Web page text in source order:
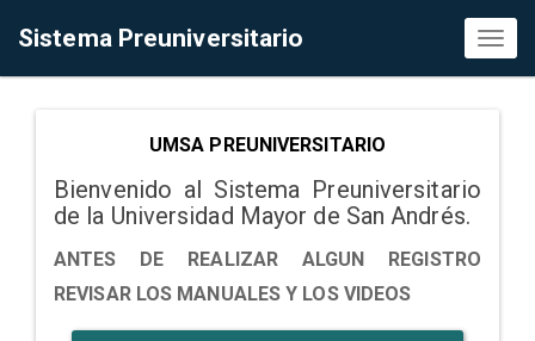
Sistema Preuniversitario
UMSA PREUNIVERSITARIO
Bienvenido al Sistema Preuniversitario
de la Universidad Mayor de San Andrés.
ANTES DE REALIZAR ALGUN REGISTRO
REVISAR LOS MANUALES Y LOS VIDEOS